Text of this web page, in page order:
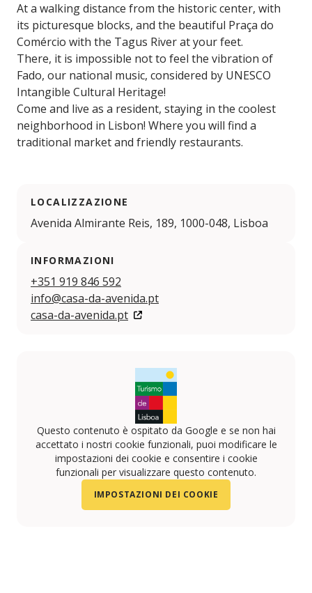
At a walking distance from the historic center, with
its picturesque blocks, and the beautiful Praça do
Comércio with the Tagus River at your feet.
There, it is impossible not to feel the vibration of
Fado, our national music, considered by UNESCO
Intangible Cultural Heritage!
Come and live as a resident, staying in the coolest
neighborhood in Lisbon! Where you will find a
traditional market and friendly restaurants.
LOCALIZZAZIONE
Avenida Almirante Reis, 189, 1000-048, Lisboa
INFORMAZIONI
+351 919 846 592
info@casa-da-avenida.pt
casa-da-avenida.pt
Questo contenuto è ospitato da Google e se non hai
accettato i nostri cookie funzionali, puoi modificare le
impostazioni dei cookie e consentire i cookie
funzionali per visualizzare questo contenuto.
IMPOSTAZIONI DEI COOKIE